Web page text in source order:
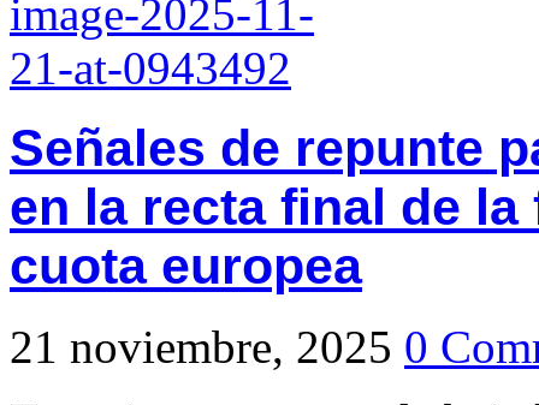
Señales de repunte
en la recta final de
cuota europea
21 noviembre, 2025 0